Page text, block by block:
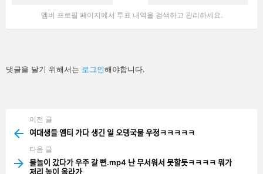
멤버 프로필 페이지에서 투표 내역을 검색하고 관리하세요.
답
글
댓글을 달기 위해서는 로그인해야합니다.
more
이전 글
여대생들 엠티 가다 생긴 일 오뎅국물 우정ㅋㅋㅋㅋㅋ
다음 글
물놀이 갔다가 우주 갈 뻔.mp4 난 무서워서 못할듯ㅋㅋㅋㅋ 뭐가
저리 높이 올라가